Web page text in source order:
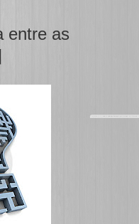
entre as